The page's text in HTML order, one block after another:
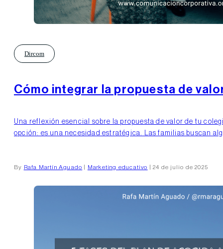
Dircom
Cómo integrar la propuesta de
Una reflexión esencial sobre la propuesta de valor de tu
opción: es una necesidad estratégica. Las familias buscan
By Rafa Martín Aguado Marketing educativo | 24 de julio de 2025